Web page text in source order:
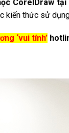
CorelDraw tại
thức sử
‘vui tính’